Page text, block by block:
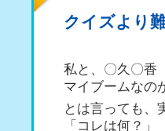
クイズより
私と、〇久〇
マイブームなの
とは言っても、
「コレは何？」